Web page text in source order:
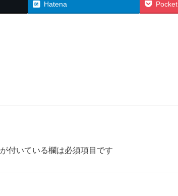
Hatena Pocket
が付いている欄は必須項目です